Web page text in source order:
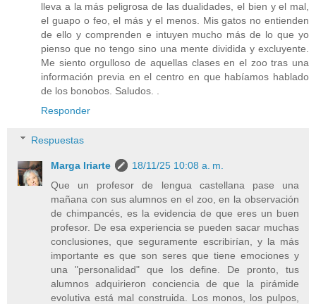
lleva a la más peligrosa de las dualidades, el bien y el mal,
el guapo o feo, el más y el menos. Mis gatos no entienden
de ello y comprenden e intuyen mucho más de lo que yo
pienso que no tengo sino una mente dividida y excluyente.
Me siento orgulloso de aquellas clases en el zoo tras una
información previa en el centro en que habíamos hablado
de los bonobos. Saludos. .
Responder
Respuestas
Marga Iriarte
18/11/25 10:08 a. m.
Que un profesor de lengua castellana pase una
mañana con sus alumnos en el zoo, en la observación
de chimpancés, es la evidencia de que eres un buen
profesor. De esa experiencia se pueden sacar muchas
conclusiones, que seguramente escribirían, y la más
importante es que son seres que tiene emociones y
una "personalidad" que los define. De pronto, tus
alumnos adquirieron conciencia de que la pirámide
evolutiva está mal construida. Los monos, los pulpos,